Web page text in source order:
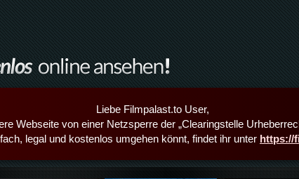
Liebe Filmpalast.to User,
Webseite von einer Netzsperre der „Clearingstelle
legal und kostenlos umgehen könnt, findet ihr unter https://